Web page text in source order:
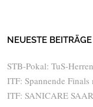
NEUESTE BEITRÄGE
STB-Pokal: TuS-
ITF: Spannende
ITF: SANICARE